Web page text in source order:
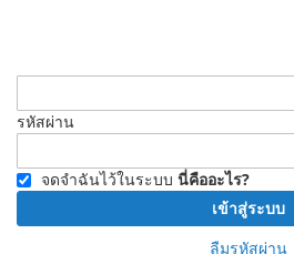
รหัสผ่าน
จดจำฉันไว้ในระบบ นี่คืออะไร?
เข้าสู่ระบบ
ลืมรหัสผ่าน